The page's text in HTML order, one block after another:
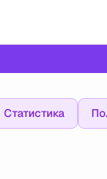
Статистика